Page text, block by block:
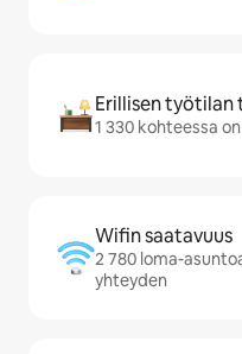
Erillisen
1 330 kohteessa
Wifin saatavuus
2 780 loma-
yhteyden